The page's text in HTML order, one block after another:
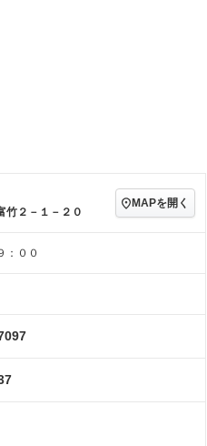
－ 電動格納サードシート
竹２－１－２０
MAPを開く
：００